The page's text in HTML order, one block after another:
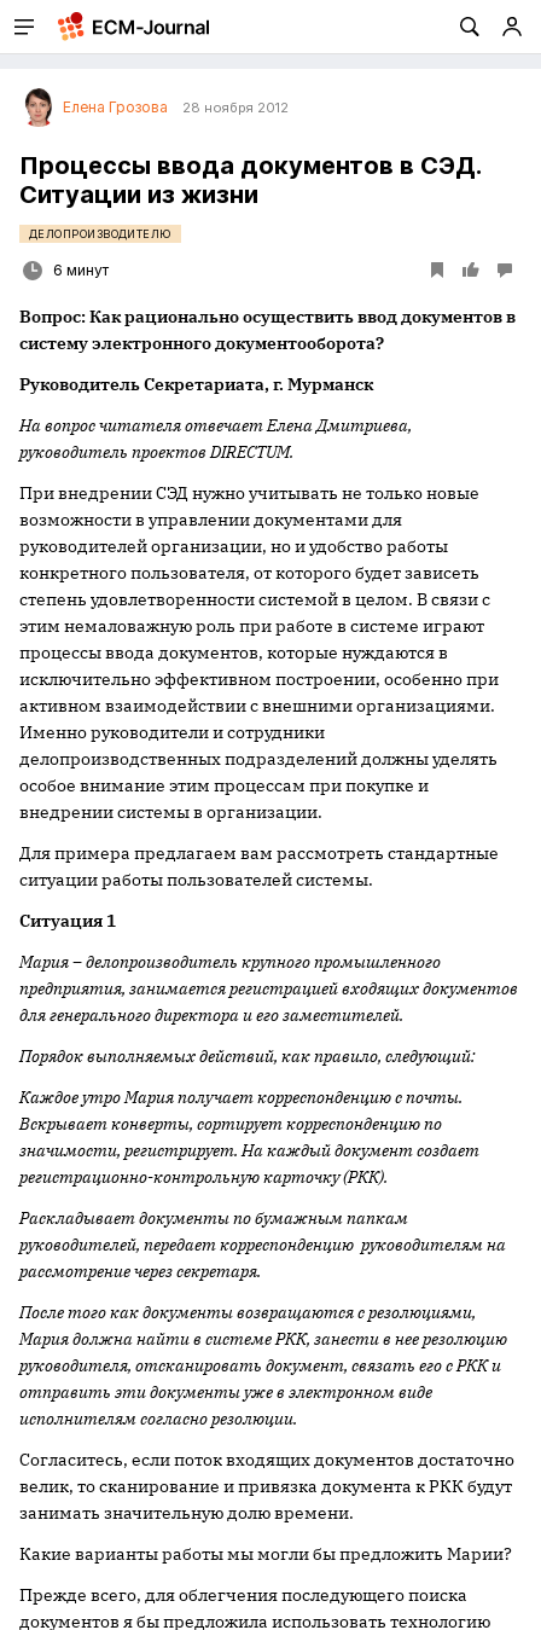
Елена Грозова 28 ноября 2012
Процессы ввода документов в СЭД.
Ситуации из жизни
ДЕЛОПРОИЗВОДИТЕЛЮ
6 минут
Вопрос: Как рационально осуществить ввод документов в
систему электронного документооборота?
Руководитель Секретариата, г. Мурманск
На вопрос читателя отвечает Елена Дмитриева,
руководитель проектов DIRECTUM.
При внедрении СЭД нужно учитывать не только новые
возможности в управлении документами для
руководителей организации, но и удобство работы
конкретного пользователя, от которого будет зависеть
степень удовлетворенности системой в целом. В связи с
этим немаловажную роль при работе в системе играют
процессы ввода документов, которые нуждаются в
исключительно эффективном построении, особенно при
активном взаимодействии с внешними организациями.
Именно руководители и сотрудники
делопроизводственных подразделений должны уделять
особое внимание этим процессам при покупке и
внедрении системы в организации.
Для примера предлагаем вам рассмотреть стандартные
ситуации работы пользователей системы.
Ситуация 1
Мария – делопроизводитель крупного промышленного
предприятия, занимается регистрацией входящих документов
для генерального директора и его заместителей.
Порядок выполняемых действий, как правило, следующий:
Каждое утро Мария получает корреспонденцию с почты.
Вскрывает конверты, сортирует корреспонденцию по
значимости, регистрирует. На каждый документ создает
регистрационно-контрольную карточку (РКК).
Раскладывает документы по бумажным папкам
руководителей, передает корреспонденцию руководителям на
рассмотрение через секретаря.
После того как документы возвращаются с резолюциями,
Мария должна найти в системе РКК, занести в нее резолюцию
руководителя, отсканировать документ, связать его с РКК и
отправить эти документы уже в электронном виде
исполнителям согласно резолюции.
Согласитесь, если поток входящих документов достаточно
велик, то сканирование и привязка документа к РКК будут
занимать значительную долю времени.
Какие варианты работы мы могли бы предложить Марии?
Прежде всего, для облегчения последующего поиска
документов я бы предложила использовать технологию